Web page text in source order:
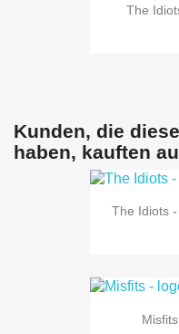
The
Kunden, die
haben, kauften
The Idiots -